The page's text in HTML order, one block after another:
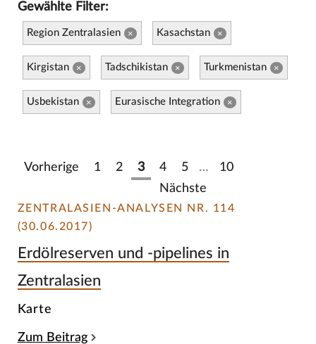
Gewählte Filter:
Region Zentralasien × Kasachstan ×
Kirgistan × Tadschikistan × Turkmenistan ×
Usbekistan × Eurasische Integration ×
Vorherige 1 2 3 4 5 …
10
Nächste
ZENTRALASIEN-ANALYSEN NR. 114
(30.06.2017)
Erdölreserven und -pipelines in
Zentralasien
Karte
Zum Beitrag